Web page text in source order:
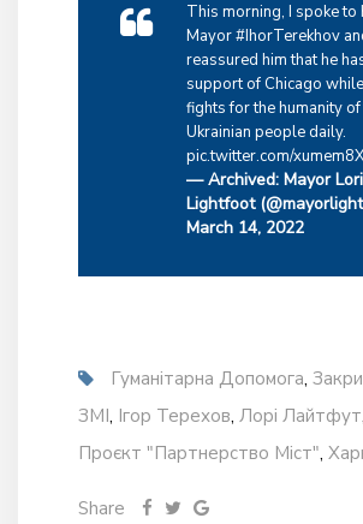
This morning, I spoke to
Mayor#IhorTerekhov
reassured him that he
support of Chicago
fights for the humanity
Ukrainian people daily.
pic.twitter.com/
— Archived: Mayor
Lightfoot
March 14, 2022
Гуманітарна Допомога,
ЗМІ, Ігор Терехов, Лорі Лайтфут,
Проєкт "Партнерство Міст",
Share